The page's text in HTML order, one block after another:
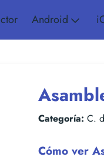
Android
Categoría: C.
Cómo ver